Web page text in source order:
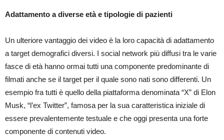
Adattamento a diverse età e tipologie di pazienti
Un ulteriore vantaggio dei video è la loro capacità di adattamento
a target demografici diversi. I social network più diffusi tra le varie
fasce di età hanno ormai tutti una componente predominante di
filmati anche se il target per il quale sono nati sono differenti. Un
esempio fra tutti è quello della piattaforma denominata “X” di Elon
Musk, “l’ex Twitter”, famosa per la sua caratteristica iniziale di
essere prevalentemente testuale e che oggi presenta una forte
componente di contenuti video.